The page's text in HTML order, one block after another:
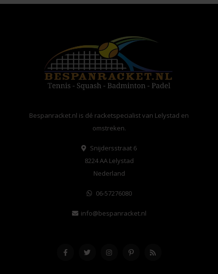
Bespanracket.nl is dé racketspecialist van Lelystad en
omstreken.
Snijdersstraat 6
8224 AA Lelystad
Nederland
06-57276080
info@bespanracket.nl